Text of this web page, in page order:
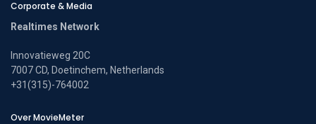
Corporate & Media
Realtimes Network
Innovatieweg 20C
7007 CD, Doetinchem, Netherlands
+31(315)-764002
Over MovieMeter